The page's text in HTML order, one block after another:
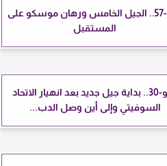
سو-57.. الجيل الخامس ورهان موسكو على
المستقبل
سو-30.. بداية جيل جديد بعد انهيار الاتحاد
السوفيتي وإلى أين وصل الدب...